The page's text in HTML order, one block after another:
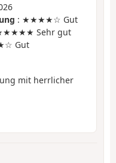
: ★★★★☆ Gut
Sehr gut
Gut
mit herrlicher